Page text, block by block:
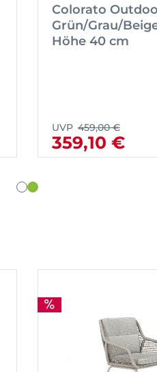
Colorato
Grün/Grau/
Höhe 40 cm
UVP 459,00 €
359,10 €